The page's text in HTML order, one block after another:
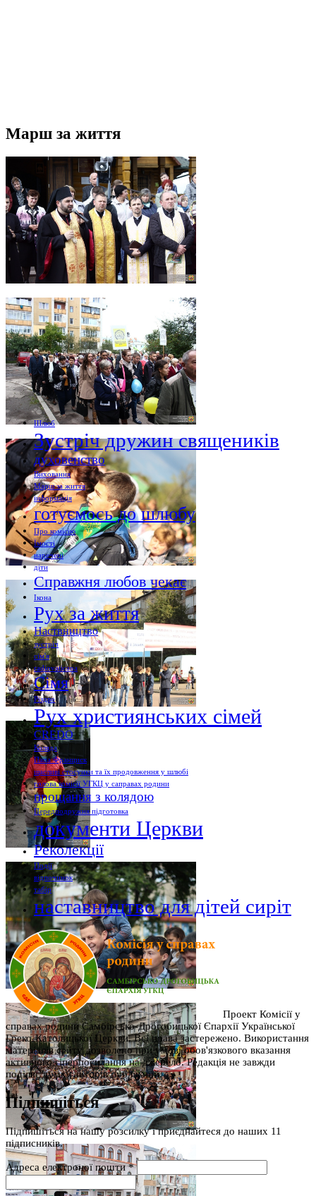
Марш за життя
Шлюб
Зустріч дружин священиків
духовенство
Виховання
Марш за життя
інформація
готуємось до шлюбу
Про комісію
Їмості
наречені
діти
Справжня любов чекає
Ікона
Рух за життя
Наствництво
зустріч
сім'я
radiovaticana
Сімя
Різдво
Рух християнських сімей
CREDO
Коляда
Папа Франциск
щасливі стосунки та їх продовження у шлюбі
голова комісії УГКЦ у саправах родини
прощання з колядою
Передподружня підготовка
документи Церкви
Реколекції
Події
відпочинок
табір
наставництво для дітей сиріт
Проект Комісії у
справах родини Самбірсько-Дрогобицької Єпархії Української
Греко-Католицької Церкви. Всі права застережено. Використання
матеріалів сайту дозволено при умові обов'язкового вказання
активного гіперпосилання на джерело. Редакція не завжди
поділяє думку авторів публікацій.
Підпишіться
Підпишіться на нашу розсилку і приєднайтеся до наших 11
підписників.
Адреса електроної пошти*